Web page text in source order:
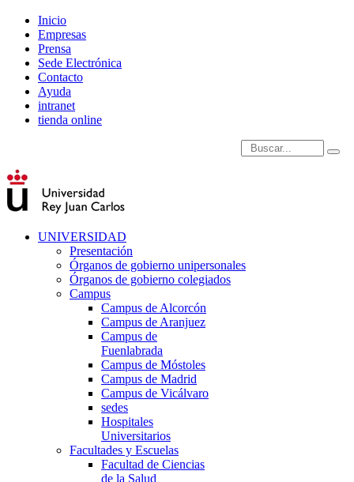
Inicio
Empresas
Prensa
Sede Electrónica
Contacto
Ayuda
intranet
tienda online
Introduce términos de
UNIVERSIDAD
Presentación
Órganos de gobierno unipersonales
Órganos de gobierno colegiados
Campus
Campus de Alcorcón
Campus de Aranjuez
Campus de
Fuenlabrada
Campus de Móstoles
Campus de Madrid
Campus de Vicálvaro
sedes
Hospitales
Universitarios
Facultades y Escuelas
Facultad de Ciencias
de la Salud